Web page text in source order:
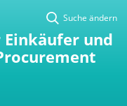
Suche ändern
und